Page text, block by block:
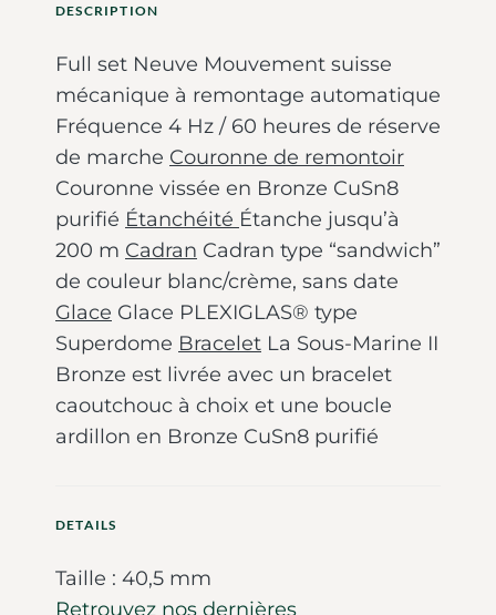
DESCRIPTION
Full set Neuve Mouvement suisse
mécanique à remontage automatique
Fréquence 4 Hz / 60 heures de réserve
de marche Couronne de remontoir
Couronne vissée en Bronze CuSn8
purifié Étanchéité Étanche jusqu’à
200 m Cadran Cadran type “sandwich”
de couleur blanc/crème, sans date
Glace Glace PLEXIGLAS® type
Superdome Bracelet La Sous-Marine II
Bronze est livrée avec un bracelet
caoutchouc à choix et une boucle
ardillon en Bronze CuSn8 purifié
DETAILS
Taille : 40,5 mm
Retrouvez nos dernières